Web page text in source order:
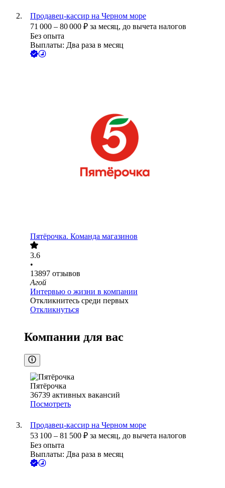
Продавец-кассир на Черном море
71 000 – 80 000 ₽ за месяц, до вычета налогов
Без опыта
Выплаты: Два раза в месяц
Пятёрочка. Команда магазинов
3.6
•
13897 отзывов
Агой
Интервью о жизни в компании
Откликнитесь среди первых
Откликнуться
Компании для вас
Пятёрочка
36739 активных вакансий
Посмотреть
Продавец-кассир на Черном море
53 100 – 81 500 ₽ за месяц, до вычета налогов
Без опыта
Выплаты: Два раза в месяц